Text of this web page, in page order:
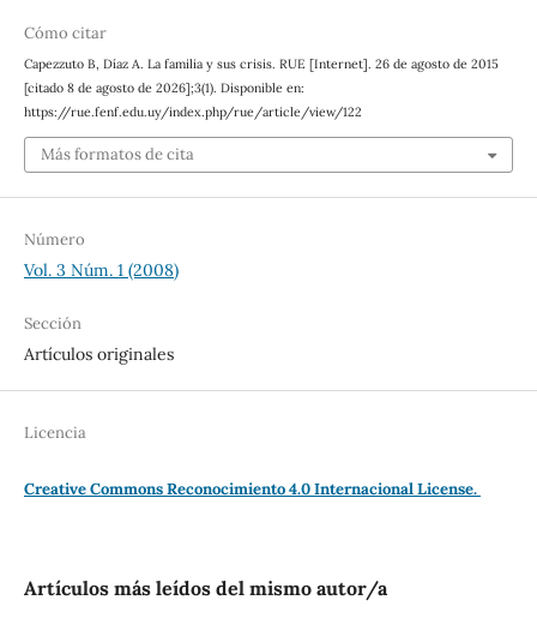
Cómo citar
Capezzuto B, Díaz A. La familia y sus crisis. RUE [Internet]. 26 de agosto de 2015
[citado 8 de agosto de 2026];3(1). Disponible en:
https://rue.fenf.edu.uy/index.php/rue/article/view/122
Más formatos de cita
Número
Vol. 3 Núm. 1 (2008)
Sección
Artículos originales
Licencia
Creative Commons Reconocimiento 4.0 Internacional License.
Artículos más leídos del mismo autor/a